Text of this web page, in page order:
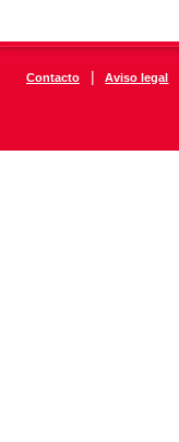
Contacto | Aviso legal